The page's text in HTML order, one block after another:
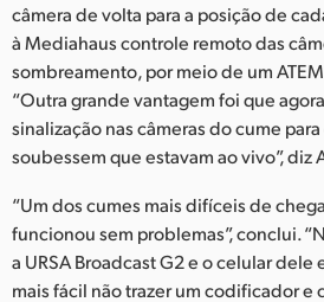
câmera de volta para a posição de
à Mediahaus controle remoto das
sombreamento, por meio de um
“Outra grande vantagem foi que
sinalização nas câmeras do cume
soubessem que estavam ao vivo”, diz
“Um dos cumes mais difíceis de
funcionou sem problemas”, conclui.
a URSA Broadcast G2 e o celular dele
mais fácil não trazer um codificador e